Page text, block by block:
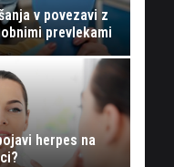
v povezavi z
prevlekami
herpes na